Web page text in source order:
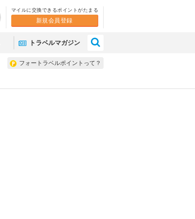
マイルに交換できるポイントがたまる
新規会員登録
トラベルマガジン
フォートラベルポイントって？